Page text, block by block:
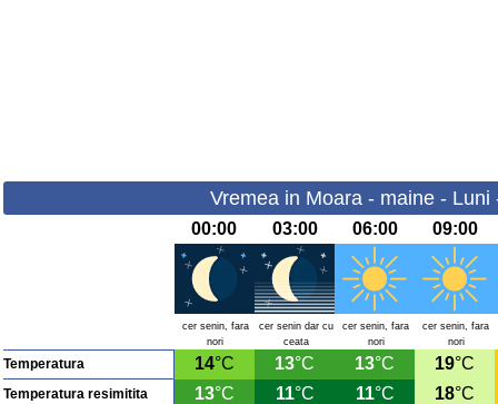
Vremea in Moara - maine - Luni
00:00 03:00 06:00 09:00
cer senin, fara
nori
cer senin dar cu
ceata
cer senin, fara
nori
cer senin, fara
nori
Temperatura 14°C 13°C 13°C 19°C
Temperatura resimitita 13°C 11°C 11°C 18°C